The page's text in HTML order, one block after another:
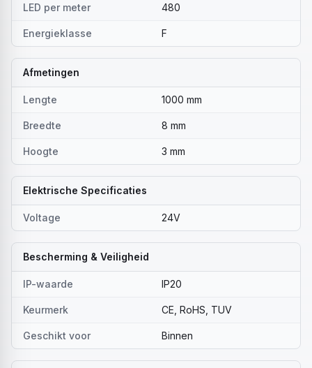
LED per meter 480
Energieklasse F
Afmetingen
Lengte 1000 mm
Breedte 8 mm
Hoogte 3 mm
Elektrische Specificaties
Voltage 24V
Bescherming & Veiligheid
IP-waarde IP20
Keurmerk CE, RoHS, TUV
Geschikt voor Binnen